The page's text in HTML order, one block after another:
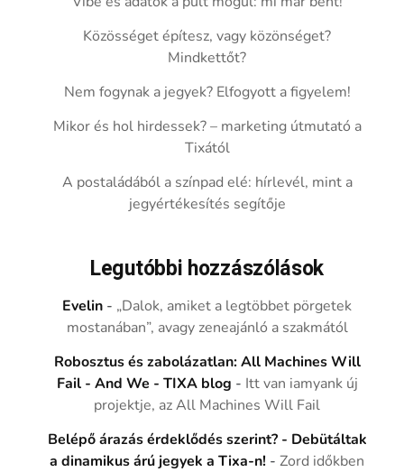
Közösséget építesz, vagy közönséget?
Mindkettőt?
Nem fogynak a jegyek? Elfogyott a figyelem!
Mikor és hol hirdessek? – marketing útmutató a
Tixától
A postaládából a színpad elé: hírlevél, mint a
jegyértékesítés segítője
Legutóbbi hozzászólások
Evelin - „Dalok, amiket a legtöbbet pörgetek
mostanában”, avagy zeneajánló a szakmától
Robosztus és zabolázatlan: All Machines Will
Fail - And We - TIXA blog - Itt van iamyank új
projektje, az All Machines Will Fail
Belépő árazás érdeklődés szerint? - Debütáltak
a dinamikus árú jegyek a Tixa-n! -Zord időkben